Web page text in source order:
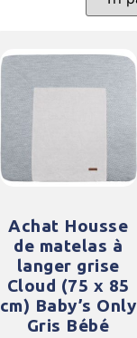
Achat Housse
de matelas à
langer grise
Cloud (75 x 85
cm) Baby’s Only
Gris Bébé